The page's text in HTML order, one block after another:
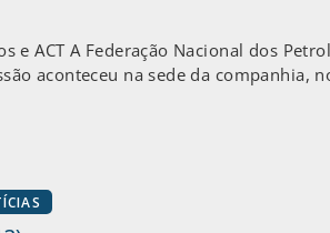
e ACT A Federação Nacional dos
aconteceu na sede da